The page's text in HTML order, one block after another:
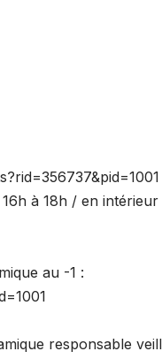
à 18h / en
au -1 :
responsable